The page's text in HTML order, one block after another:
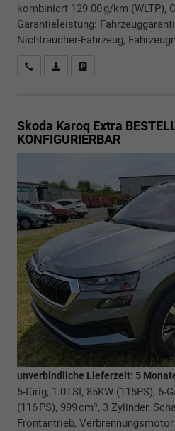
kombiniert 129.00 g/km (WLTP),
Garantieleistung:
Nichtraucher-Fahrzeug,
Rückrufbitte absenden
PDF-Datei, Fahrzeugexposé
Skoda Karoq Extra
KONFIGURIERBAR
unverbindliche Lieferzeit: 5
5-türig, 1.0TSI, 85KW (115PS), 6-
(116 PS), 999 cm³, 3 Zylinder,
Frontantrieb, Verbrennungsmotor